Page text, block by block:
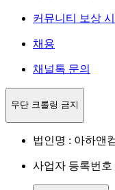
커뮤니티 보상
채용
채널톡 문의
무단 크롤링 금지
법인명 : 아하앤
사업자 등록번호